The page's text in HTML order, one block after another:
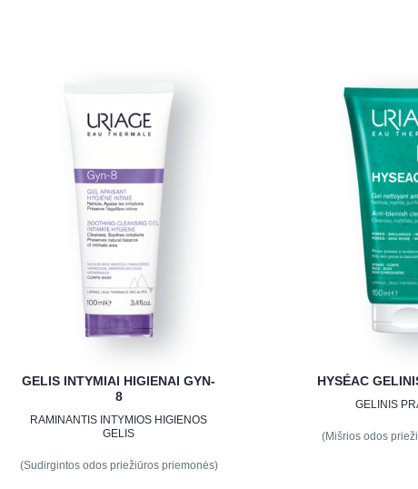
GELIS INTYMIAI HIGIENAI GYN-
8
RAMINANTIS INTYMIOS HIGIENOS
GELIS
(Sudirgintos odos priežiūros priemonės)
HYSÉAC
GELINIS
(Mišrios odos